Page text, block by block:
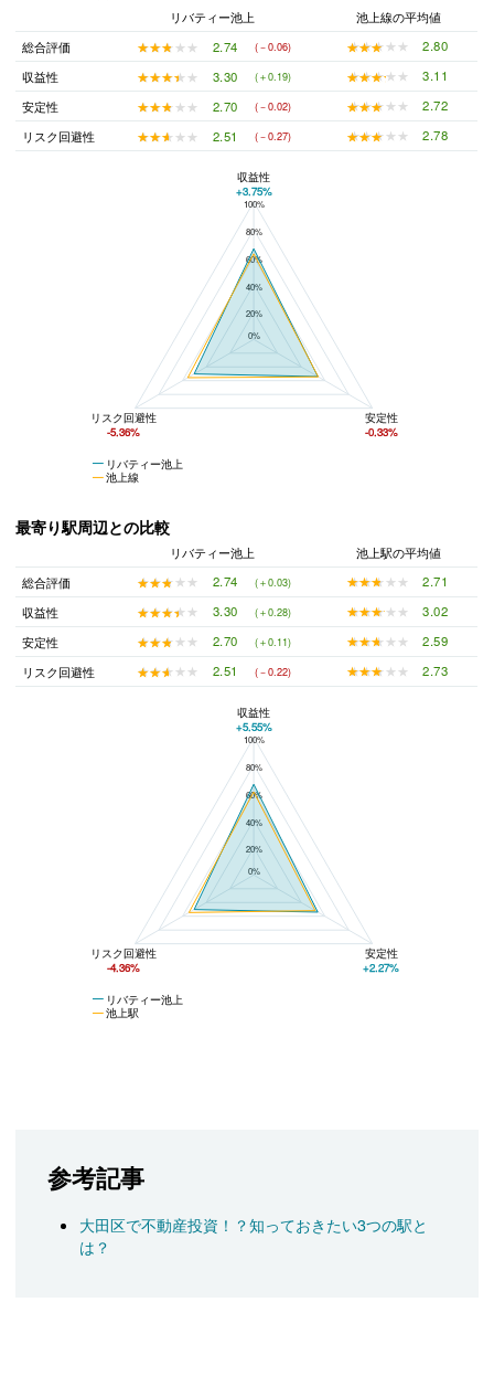
リバティー池上
池上線の平均値
総合評価
★★★★★
★★★★★ 2.74 (－0.06) ★★★★★
★★★★★
2.80
収益性
★★★★★
★★★★★ 3.30 (＋0.19) ★★★★★
★★★★★
3.11
安定性
★★★★★
★★★★★ 2.70 (－0.02) ★★★★★
★★★★★
2.72
リスク回避性
★★★★★
★★★★★ 2.51 (－0.27) ★★★★★
★★★★★ 2.78
リバティー池上と池上線の平均値の総合評価の比較
100%
80%
60%
40%
20%
0%
リバティー池上
池上線
収益性
+3.75%
リスク回避性
-5.36%
安定性
-0.33%
最寄り駅周辺との比較
リバティー池上
池上駅の平均値
総合評価
★★★★★
★★★★★ 2.74 (＋0.03) ★★★★★
★★★★★
2.71
収益性
★★★★★
★★★★★ 3.30 (＋0.28) ★★★★★
★★★★★
3.02
安定性
★★★★★
★★★★★ 2.70 (＋0.11) ★★★★★
★★★★★
2.59
リスク回避性
★★★★★
★★★★★ 2.51 (－0.22) ★★★★★
★★★★★ 2.73
リバティー池上と池上駅の平均値の総合評価の比較
100%
80%
60%
40%
20%
0%
リバティー池上
池上駅
収益性
+5.55%
リスク回避性
-4.36%
安定性
+2.27%
参考記事
大田区で不動産投資！？知っておきたい3つの駅と
は？